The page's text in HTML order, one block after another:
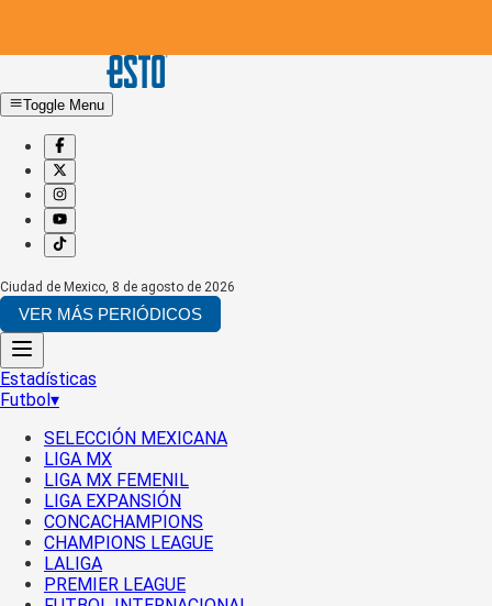
Toggle Menu
Ciudad de Mexico, 8 de agosto de 2026
VER MÁS PERIÓDICOS
Estadísticas
Futbol▾
SELECCIÓN MEXICANA
LIGA MX
LIGA MX FEMENIL
LIGA EXPANSIÓN
CONCACHAMPIONS
CHAMPIONS LEAGUE
LALIGA
PREMIER LEAGUE